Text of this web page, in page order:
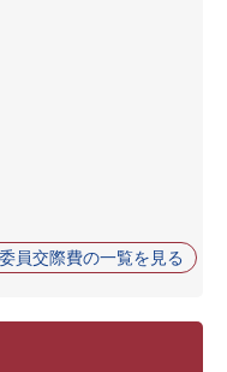
員交際費の一覧を見る